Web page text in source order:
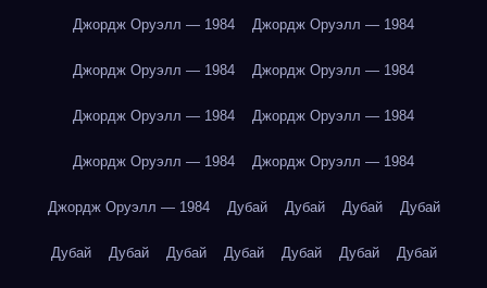
Джордж Оруэлл — 1984 Джордж Оруэлл — 1984
Джордж Оруэлл — 1984 Джордж Оруэлл — 1984
Джордж Оруэлл — 1984 Джордж Оруэлл — 1984
Джордж Оруэлл — 1984 Джордж Оруэлл — 1984
Джордж Оруэлл — 1984 Дубай Дубай Дубай Дубай
Дубай Дубай Дубай Дубай Дубай Дубай Дубай